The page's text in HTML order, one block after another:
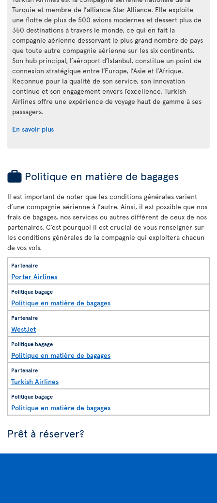
Turquie et membre de l’alliance Star Alliance. Elle exploite
une flotte de plus de 500 avions modernes et dessert plus de
350 destinations à travers le monde, ce qui en fait la
compagnie aérienne desservant le plus grand nombre de pays
que toute autre compagnie aérienne sur les six continents.
Son hub principal, l’aéroport d’Istanbul, constitue un point de
connexion stratégique entre l’Europe, l’Asie et l’Afrique.
Reconnue pour la qualité de son service, son innovation
continue et son engagement envers l’excellence, Turkish
Airlines offre une expérience de voyage haut de gamme à ses
passagers.
En savoir plus
Politique en matière de bagages
Il est important de noter que les conditions générales varient
d’une compagnie aérienne à l’autre. Ainsi, il est possible que nos
frais de bagages, nos services ou autres diffèrent de ceux de nos
partenaires. C’est pourquoi il est crucial de vous renseigner sur
les conditions générales de la compagnie qui exploitera chacun
de vos vols.
Porter Airlines
Politique en matière de bagages
WestJet
Politique en matière de bagages
Turkish Airlines
Politique en matière de bagages
Prêt à réserver?